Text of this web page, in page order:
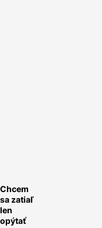
Chcem
sa zatiaľ
len
opýtať